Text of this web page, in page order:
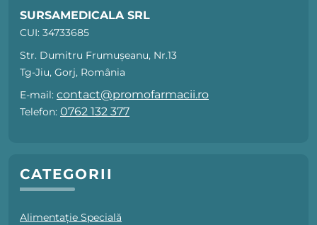
SURSAMEDICALA SRL
CUI: 34733685
Str. Dumitru Frumușeanu, Nr.13
Tg-Jiu, Gorj, România
E-mail: contact@promofarmacii.ro
Telefon: 0762 132 377
CATEGORII
Alimentație Specială